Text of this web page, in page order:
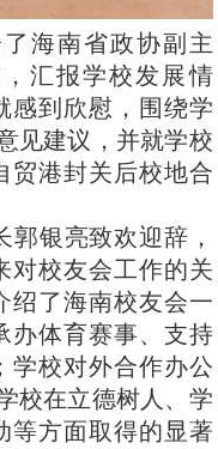
海南省政协副主
汇报学校发展情
感到欣慰，围绕学
见建议，并就学校
贸港封关后校地合
郭银亮致欢迎辞，
对校友会工作的关
绍了海南校友会一
办体育赛事、支持
学校对外合作办公
校在立德树人、学
等方面取得的显著